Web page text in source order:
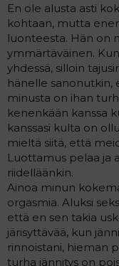
En ole alusta asti
kohtaan, mutta
luonteesta. Hän on
ymmärtäväinen.
yhdessä, silloin
hänelle sanonutkin,
minusta on ihan
kenenkään kanssa
kanssasi kulta on
mieltä siitä, että
Luottamus pelaa ja
riidelläänkin.
Ainoa minun
orgasmia. Aluksi
että en sen takia
järisyttävää, kun
rinnoistani, hieman
turha jännitys on